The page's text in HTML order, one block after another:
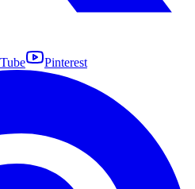
Pinterest